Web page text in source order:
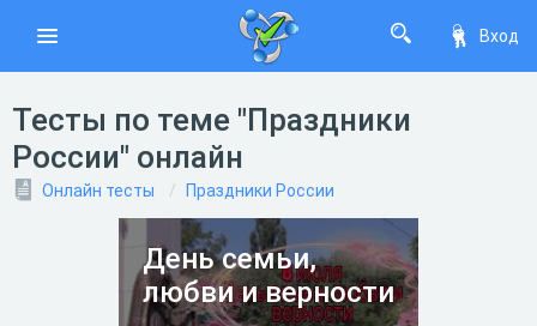
Вход
Тесты по теме "Праздники
России" онлайн
Онлайн тесты Праздники России
День семьи,
любви и верности